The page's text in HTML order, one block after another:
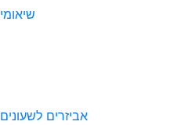
שיאומי
אביזרים לשעונים